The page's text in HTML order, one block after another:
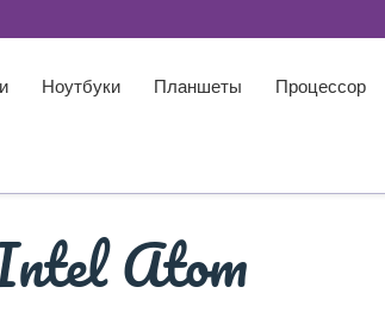
Ноутбуки Планшеты Процессор
Atom